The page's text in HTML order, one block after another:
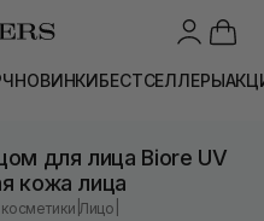
НОВИНКИБЕСТСЕЛЛЕРЫ
для лица Biore UV
кожа лица
Лицо